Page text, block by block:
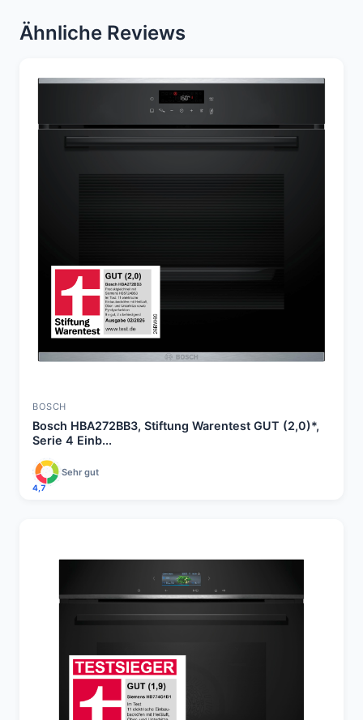
Ähnliche Reviews
BOSCH
Bosch HBA272BB3, Stiftung Warentest GUT (2,0)*,
Serie 4 Einb...
4,7
Sehr gut